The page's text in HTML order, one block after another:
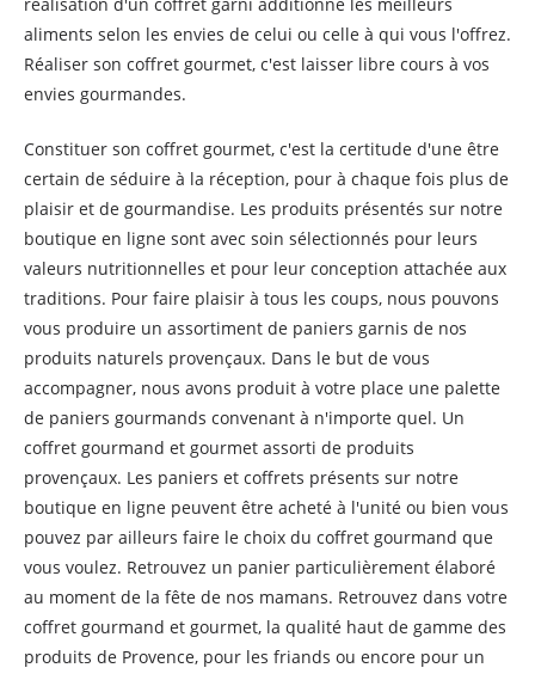
aliments selon les envies de celui ou celle à qui vous l'offrez.
Réaliser son coffret gourmet, c'est laisser libre cours à vos
envies gourmandes.
Constituer son coffret gourmet, c'est la certitude d'une être
certain de séduire à la réception, pour à chaque fois plus de
plaisir et de gourmandise. Les produits présentés sur notre
boutique en ligne sont avec soin sélectionnés pour leurs
valeurs nutritionnelles et pour leur conception attachée aux
traditions. Pour faire plaisir à tous les coups, nous pouvons
vous produire un assortiment de paniers garnis de nos
produits naturels provençaux. Dans le but de vous
accompagner, nous avons produit à votre place une palette
de paniers gourmands convenant à n'importe quel. Un
coffret gourmand et gourmet assorti de produits
provençaux. Les paniers et coffrets présents sur notre
boutique en ligne peuvent être acheté à l'unité ou bien vous
pouvez par ailleurs faire le choix du coffret gourmand que
vous voulez. Retrouvez un panier particulièrement élaboré
au moment de la fête de nos mamans. Retrouvez dans votre
coffret gourmand et gourmet, la qualité haut de gamme des
produits de Provence, pour les friands ou encore pour un